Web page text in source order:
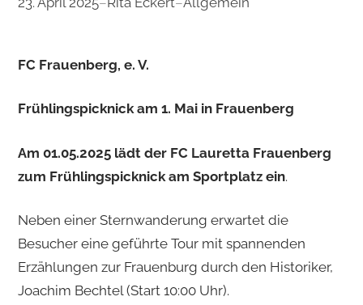
FC Frauenberg, e. V.
Frühlingspicknick am 1. Mai in Frauenberg
Am 01.05.2025 lädt der FC Lauretta Frauenberg
zum Frühlingspicknick am Sportplatz ein.
Neben einer Sternwanderung erwartet die
Besucher eine geführte Tour mit spannenden
Erzählungen zur Frauenburg durch den Historiker,
Joachim Bechtel (Start 10:00 Uhr).